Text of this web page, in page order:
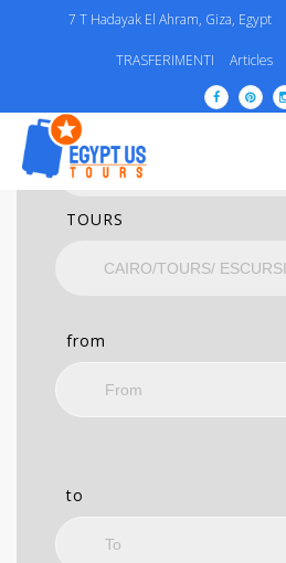
7 T Hadayak El Ahram, Giza, Egypt
TRASFERIMENTI Articles
RICERCA
CATEGORIA..
TOURS
from
to